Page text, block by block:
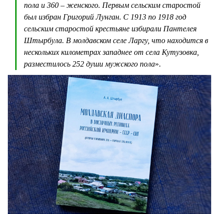
пола и 360 – женского. Первым сельским старостой
был избран Григорий Лунган. С 1913 по 1918 год
сельским старостой крестьяне избирали Пантелея
Штырбула. В молдавском селе Ларгу, что находится в
нескольких километрах западнее от села Кутузовка,
разместилось 252 души мужского пола».